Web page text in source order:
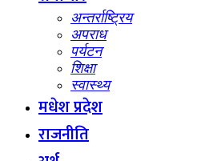
अन्तर्राष्ट्रिय
अपराध
पर्यटन
शिक्षा
स्वास्थ्य
मधेश प्रदेश
राजनीति